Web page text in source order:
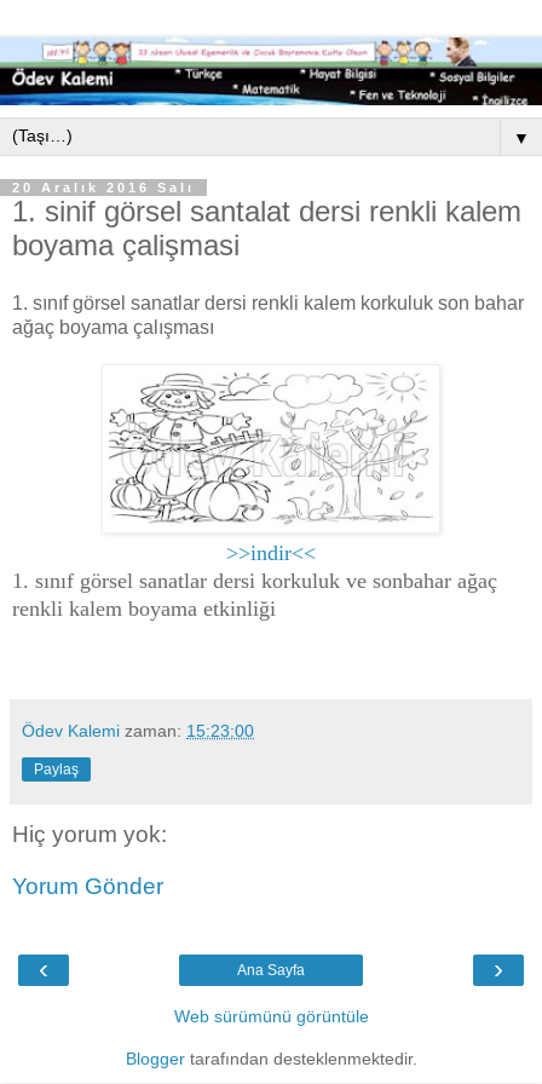
▼
20 Aralık 2016 Salı
1. sinif görsel santalat dersi renkli kalem
boyama çalişmasi
1. sınıf görsel sanatlar dersi renkli kalem korkuluk son bahar
ağaç boyama çalışması
>>indir<<
1. sınıf görsel sanatlar dersi korkuluk ve sonbahar ağaç
renkli kalem boyama etkinliği
Ödev Kalemi zaman: 15:23:00
Paylaş
Hiç yorum yok:
Yorum Gönder
‹ ›
Ana Sayfa
Web sürümünü görüntüle
Bloggertarafından desteklenmektedir.